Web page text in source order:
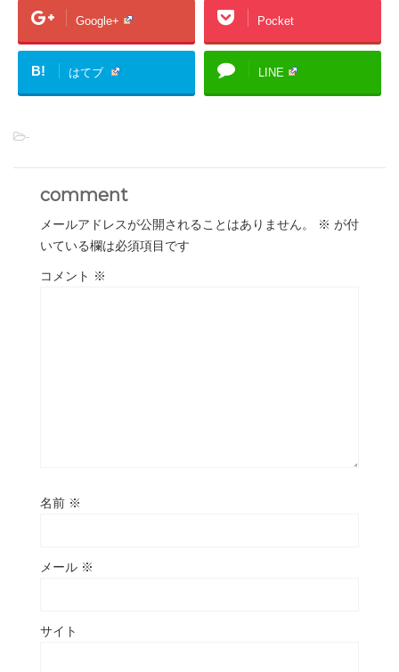
Google+ Pocket
B! はてブ LINE
-
comment
メールアドレスが公開されることはありません。 ※ が付
いている欄は必須項目です
コメント ※
名前 ※
メール ※
サイト